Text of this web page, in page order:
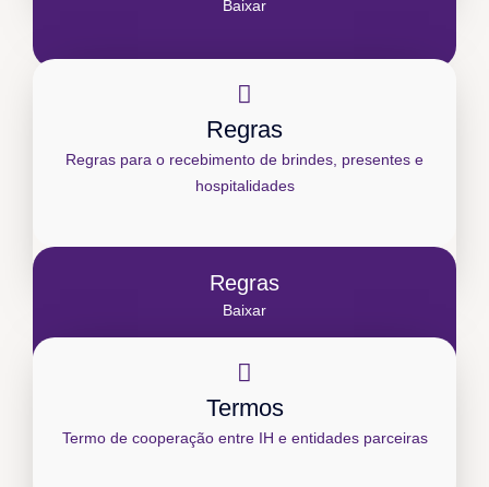
Baixar
Regras
Regras para o recebimento de brindes, presentes e
hospitalidades
Regras
Baixar
Termos
Termo de cooperação entre IH e entidades parceiras